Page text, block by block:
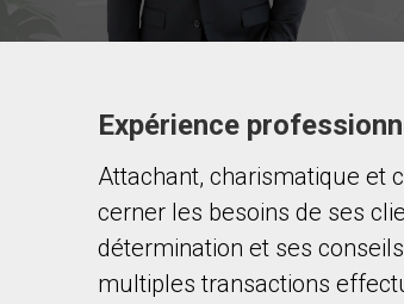
Contacter ce
Prénom
Nom
Courriel
Expérience
Attachant, charismatique et
cerner les besoins de ses
détermination et ses
multiples transactions